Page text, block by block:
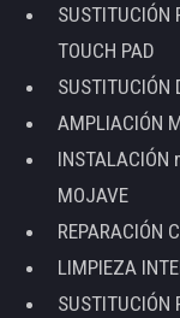
SUSTITUCIÓN
TOUCH PAD
SUSTITUCIÓN
AMPLIACIÓN
INSTALACIÓN
MOJAVE
REPARACIÓN
LIMPIEZA
SUSTITUCIÓN